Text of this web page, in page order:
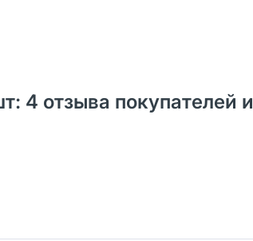
4 отзыва покупателей и